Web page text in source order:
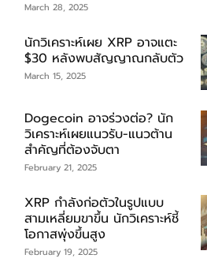
March 28, 2025
นักวิเคราะห์เผย XRP อาจแตะ
$30 หลังพบสัญญาณกลับตัว
March 15, 2025
Dogecoin อาจร่วงต่อ? นัก
วิเคราะห์เผยแนวรับ-แนวต้าน
สำคัญที่ต้องจับตา
February 21, 2025
XRP กำลังก่อตัวในรูปแบบ
สามเหลี่ยมขาขึ้น นักวิเคราะห์ชี้
โอกาสพุ่งขึ้นสูง
February 19, 2025